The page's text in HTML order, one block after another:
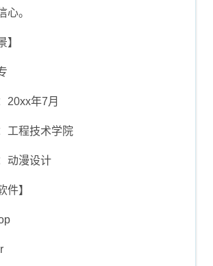
心。
】
20xx年7月
工程技术学院
动漫设计
件】